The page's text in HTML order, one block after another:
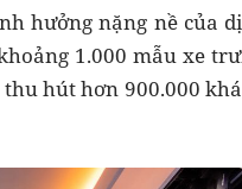
hưởng nặng nề của
1.000 mẫu xe
hút hơn 900.000